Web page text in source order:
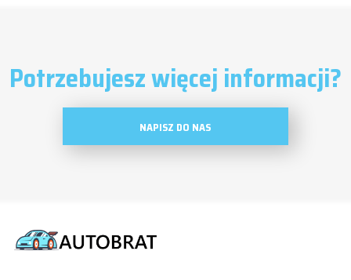
Potrzebujesz więcej informacji?
NAPISZ DO NAS